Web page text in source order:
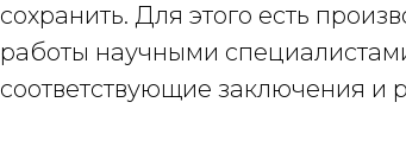
сохранить. Для этого есть
работы научными
соответствующие заключения и